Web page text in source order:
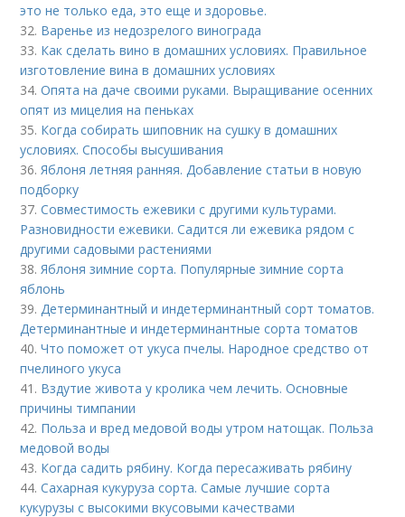
это не только еда, это еще и здоровье.
32. Варенье из недозрелого винограда
33. Как сделать вино в домашних условиях. Правильное
изготовление вина в домашних условиях
34.Опята на даче своими руками. Выращивание осенних
опят из мицелия на пеньках
35. Когда собирать шиповник на сушку в домашних
условиях. Способы высушивания
36.Яблоня летняя ранняя. Добавление статьи в новую
подборку
37.Совместимость ежевики с другими культурами.
Разновидности ежевики. Садится ли ежевика рядом с
другими садовыми растениями
38.Яблоня зимние сорта. Популярные зимние сорта
яблонь
39.Детерминантный и индетерминантный сорт томатов.
Детерминантные и индетерминантные сорта томатов
40.Что поможет от укуса пчелы. Народное средство от
пчелиного укуса
41. Вздутие живота у кролика чем лечить. Основные
причины тимпании
42. Польза и вред медовой воды утром натощак. Польза
медовой воды
43. Когда садить рябину. Когда пересаживать рябину
44.Сахарная кукуруза сорта. Самые лучшие сорта
кукурузы с высокими вкусовыми качествами